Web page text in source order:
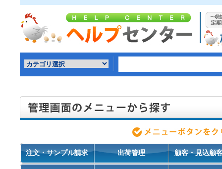
注文・サンプル請求 出荷管理 顧客・見込顧